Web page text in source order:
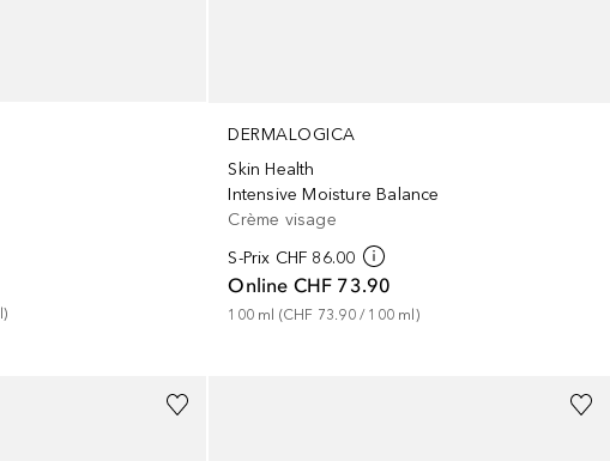
)
DERMALOGICA
Skin Health
Intensive Moisture Balance
Crème visage
S-Prix CHF 86.00
Online CHF 73.90
100 ml (CHF 73.90 / 100 ml)